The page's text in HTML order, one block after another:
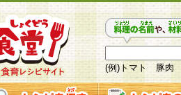
(例)トマト 豚肉